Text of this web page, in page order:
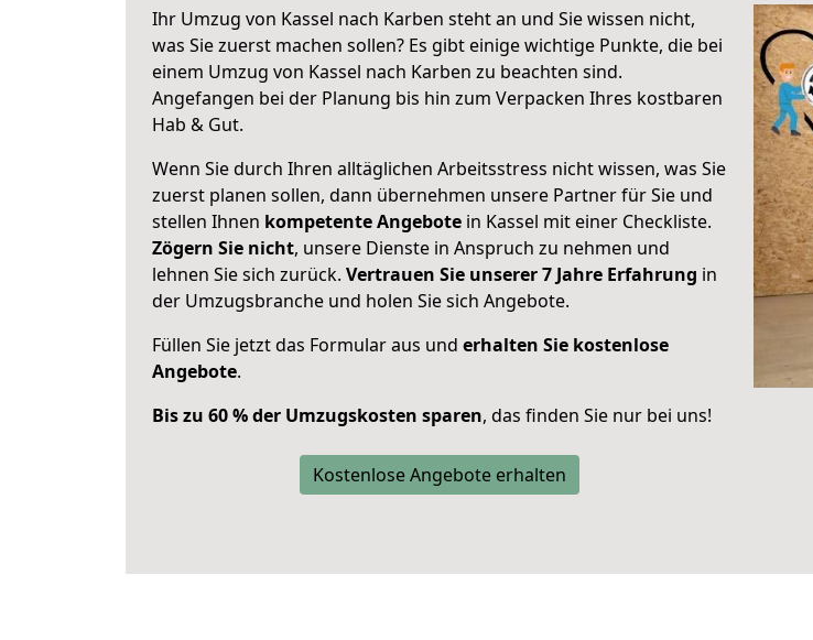
Ihr Umzug von Kassel nach Karben steht an und Sie wissen nicht,
was Sie zuerst machen sollen? Es gibt einige wichtige Punkte, die bei
einem Umzug von Kassel nach Karben zu beachten sind.
Angefangen bei der Planung bis hin zum Verpacken Ihres kostbaren
Hab & Gut.
Wenn Sie durch Ihren alltäglichen Arbeitsstress nicht wissen, was Sie
zuerst planen sollen, dann übernehmen unsere Partner für Sie und
stellen Ihnen kompetente Angebote in Kassel mit einer Checkliste.
Zögern Sie nicht, unsere Dienste in Anspruch zu nehmen und
lehnen Sie sich zurück. Vertrauen Sie unserer 7 Jahre Erfahrung in
der Umzugsbranche und holen Sie sich Angebote.
Füllen Sie jetzt das Formular aus und erhalten Sie kostenlose
Angebote.
Bis zu 60 % der Umzugskosten sparen, das finden Sie nur bei uns!
Kostenlose Angebote erhalten